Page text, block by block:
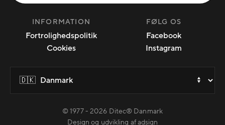
INFORMATION
Fortrolighedspolitik
Cookies
FØLG OS
Facebook
Instagram
© 1977 - 2026 Ditec® Danmark
Design og udvikling af adsign